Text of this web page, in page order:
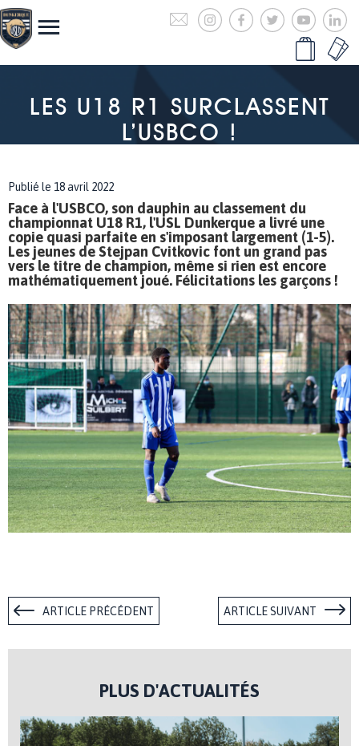
LES U18 R1 SURCLASSENT
L’USBCO !
Publié le 18 avril 2022
Face à l'USBCO, son dauphin au classement du
championnat U18 R1, l'USL Dunkerque a livré une
copie quasi parfaite en s'imposant largement (1-5).
Les jeunes de Stejpan Cvitkovic font un grand pas
vers le titre de champion, même si rien est encore
mathématiquement joué. Félicitations les garçons !
ARTICLE PRÉCÉDENT ARTICLE SUIVANT
PLUS D'ACTUALITÉS